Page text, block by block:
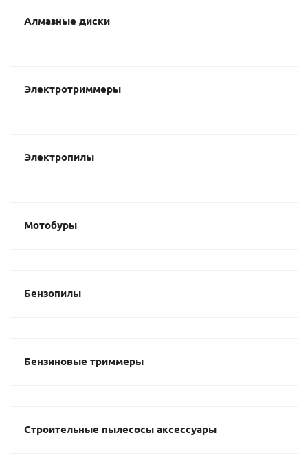
Алмазные диски
Электротриммеры
Электропилы
Мотобуры
Бензопилы
Бензиновые триммеры
Строительные пылесосы аксессуары